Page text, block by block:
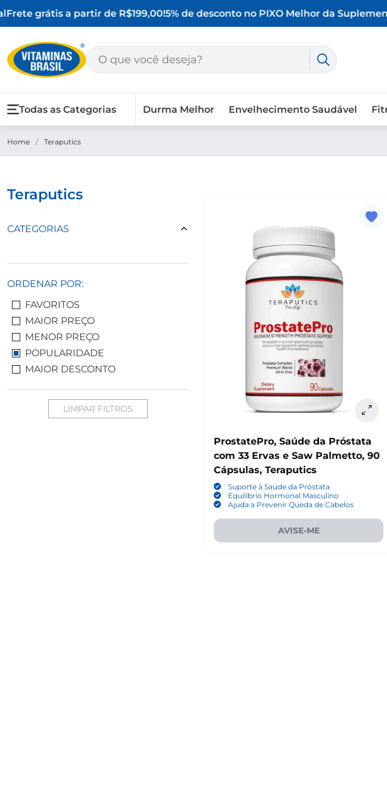
Frete grátis a partir de R$199,00!5% de desconto no PIXO Melhor da
Todas as Categorias Durma Melhor Envelhecimento Saudável
Home / Teraputics
teraputics
CATEGORIAS
ORDENAR POR:
FAVORITOS
MAIOR PREÇO
MENOR PREÇO
POPULARIDADE
MAIOR DESCONTO
LIMPAR FILTROS
ProstatePro, Saúde da Próstata
com 33 Ervas e Saw Palmetto, 90
Cápsulas, Teraputics
Suporte à Saúde da Próstata
Equilíbrio Hormonal Masculino
Ajuda a Prevenir Queda de Cabelos
AVISE-ME